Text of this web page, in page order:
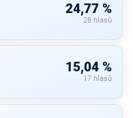
24,77 %
28 hlasů
15,04 %
17 hlasů